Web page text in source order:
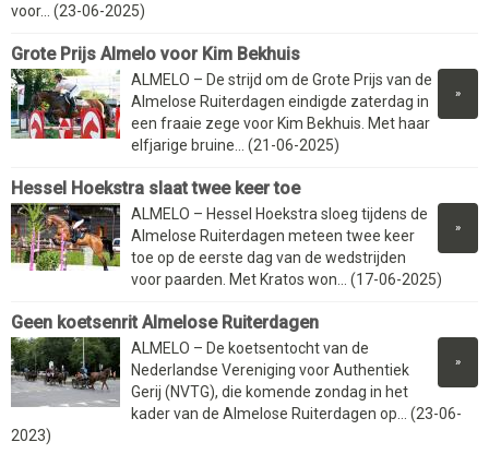
voor... (23-06-2025)
Grote Prijs Almelo voor Kim Bekhuis
»
ALMELO – De strijd om de Grote Prijs van de
Almelose Ruiterdagen eindigde zaterdag in
een fraaie zege voor Kim Bekhuis. Met haar
elfjarige bruine... (21-06-2025)
Hessel Hoekstra slaat twee keer toe
»
ALMELO – Hessel Hoekstra sloeg tijdens de
Almelose Ruiterdagen meteen twee keer
toe op de eerste dag van de wedstrijden
voor paarden. Met Kratos won... (17-06-2025)
Geen koetsenrit Almelose Ruiterdagen
»
ALMELO – De koetsentocht van de
Nederlandse Vereniging voor Authentiek
Gerij (NVTG), die komende zondag in het
kader van de Almelose Ruiterdagen op... (23-06-
2023)